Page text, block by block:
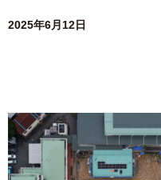
2025年6月12日